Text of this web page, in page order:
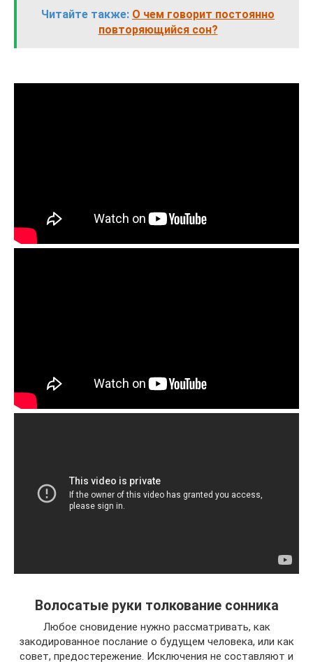
Читайте также: О чем говорит постоянно
повторяющийся сон?
Волосатые руки толкование сонника
Любое сновидение нужно рассматривать, как
закодированное послание о будущем человека, или как
совет, предостережение. Исключения не составляют и